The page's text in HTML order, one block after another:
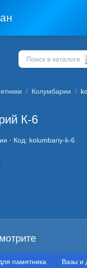
/ Колумбарии /
К-6
· Код: kolumbariy-k-6
памятника Вазы и